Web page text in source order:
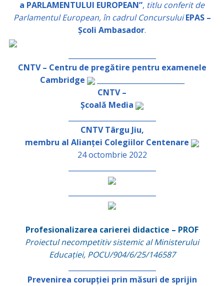
a PARLAMENTULUI EUROPEAN”, titlu conferit de
Parlamentul European, în cadrul Concursului EPAS –
Școli Ambasador.
CNTV – Centru de pregătire pentru examenele
Cambridge
_________________________
CNTV –
Școală Media
CNTV Târgu Jiu,
membru al Alianței Colegiilor Centenare
24 octombrie 2022
Profesionalizarea carierei didactice – PROF
Proiectul necompetitiv sistemic al Ministerului
Educației, POCU/904/6/25/146587
Prevenirea corupției prin măsuri de sprijin